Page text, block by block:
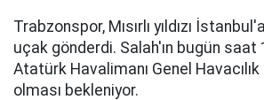
Trabzonspor, Mısırlı yıldızı
uçak gönderdi. Salah'ın bugün saat
Atatürk Havalimanı Genel Havacılık
olması bekleniyor.